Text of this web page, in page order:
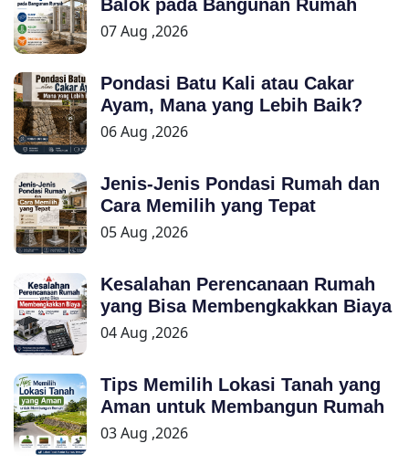
Balok pada Bangunan Rumah
07 Aug ,2026
Pondasi Batu Kali atau Cakar
Ayam, Mana yang Lebih Baik?
06 Aug ,2026
Jenis-Jenis Pondasi Rumah dan
Cara Memilih yang Tepat
05 Aug ,2026
Kesalahan Perencanaan Rumah
yang Bisa Membengkakkan Biaya
04 Aug ,2026
Tips Memilih Lokasi Tanah yang
Aman untuk Membangun Rumah
03 Aug ,2026